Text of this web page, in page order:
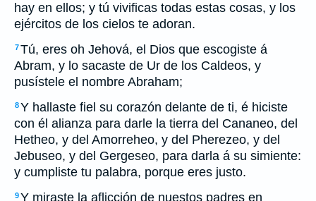
hay en ellos; y tú vivificas todas estas cosas, y los
ejércitos de los cielos te adoran.
7Tú, eres oh Jehová, el Dios que escogiste á
Abram, y lo sacaste de Ur de los Caldeos, y
pusístele el nombre Abraham;
8Y hallaste fiel su corazón delante de ti, é hiciste
con él alianza para darle la tierra del Cananeo, del
Hetheo, y del Amorreheo, y del Pherezeo, y del
Jebuseo, y del Gergeseo, para darla á su simiente:
y cumpliste tu palabra, porque eres justo.
9Y miraste la aflicción de nuestos padres en